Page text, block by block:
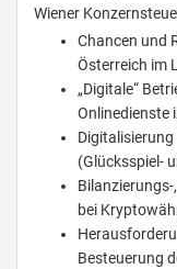
Wiener
Chancen und
Österreich im
„Digitale“
Onlinedienste
(Glücksspiel-
bei
Besteuerung